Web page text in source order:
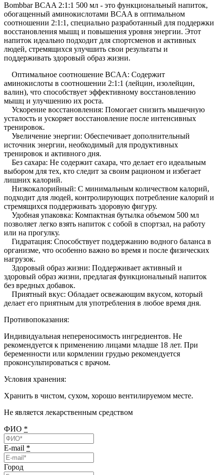
Bombbar BCAA 2:1:1 500 мл - это функциональный напиток,
обогащенный аминокислотами BCAA в оптимальном
соотношении 2:1:1, специально разработанный для поддержки
восстановления мышц и повышения уровня энергии. Этот
напиток идеально подходит для спортсменов и активных
людей, стремящихся улучшить свои результаты и
поддерживать здоровый образ жизни.
Оптимальное соотношение BCAA: Содержит
аминокислоты в соотношении 2:1:1 (лейцин, изолейцин,
валин), что способствует эффективному восстановлению
мышц и улучшению их роста.
Ускорение восстановления: Помогает снизить мышечную
усталость и ускоряет восстановление после интенсивных
тренировок.
Увеличение энергии: Обеспечивает дополнительный
источник энергии, необходимый для продуктивных
тренировок и активного дня.
Без сахара: Не содержит сахара, что делает его идеальным
выбором для тех, кто следит за своим рационом и избегает
лишних калорий.
Низкокалорийный: С минимальным количеством калорий,
подходит для людей, контролирующих потребление калорий и
стремящихся поддерживать здоровую фигуру.
Удобная упаковка: Компактная бутылка объемом 500 мл
позволяет легко взять напиток с собой в спортзал, на работу
или на прогулку.
Гидратация: Способствует поддержанию водного баланса в
организме, что особенно важно во время и после физических
нагрузок.
Здоровый образ жизни: Поддерживает активный и
здоровый образ жизни, предлагая функциональный напиток
без вредных добавок.
Приятный вкус: Обладает освежающим вкусом, который
делает его приятным для употребления в любое время дня.
Противопоказания:
Индивидуальная непереносимость ингредиентов. Не
рекомендуется к применению лицами младше 18 лет. При
беременности или кормлении грудью рекомендуется
проконсультироваться с врачом.
Условия хранения:
Хранить в чистом, сухом, хорошо вентилируемом месте.
Не является лекарственным средством
ФИО *
E-mail *
Город